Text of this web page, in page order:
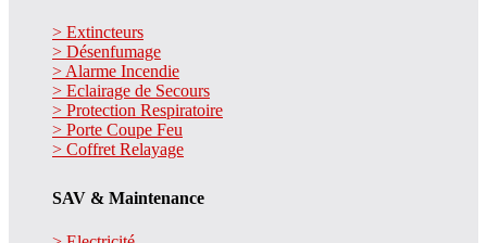
> Extincteurs
> Désenfumage
> Alarme Incendie
> Eclairage de Secours
> Protection Respiratoire
> Porte Coupe Feu
> Coffret Relayage
SAV & Maintenance